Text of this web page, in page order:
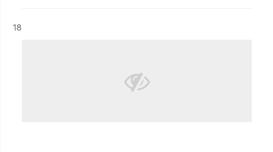
Résultat n°
18